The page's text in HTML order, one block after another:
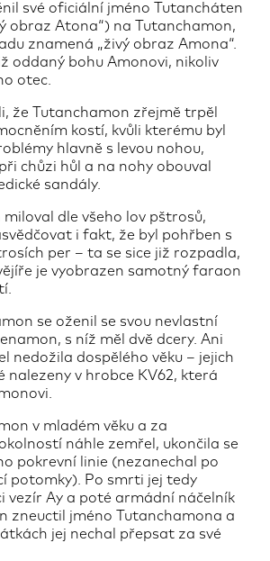
své oficiální jméno Tutancháten
obraz Atona“) na Tutanchamon,
znamená „živý obraz Amona“.
oddaný bohu Amonovi, nikoliv
otec.
že Tutanchamon zřejmě trpěl
kostí, kvůli kterému byl
hlavně s levou nohou,
chůzi hůl a na nohy obouval
sandály.
dle všeho lov pštrosů,
i fakt, že byl pohřben s
per – ta se sice již rozpadla,
je vyobrazen samotný faraon
se oženil se svou nevlastní
s níž měl dvě dcery. Ani
nedožila dospělého věku – jejich
nalezeny v hrobce KV62, která
v mladém věku a za
náhle zemřel, ukončila se
pokrevní linie (nezanechal po
potomky). Po smrti jej tedy
vezír Ay a poté armádní náčelník
zneuctil jméno Tutanchamona a
jej nechal přepsat za své